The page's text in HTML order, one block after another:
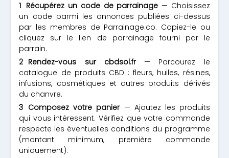
Récupérez un code de parrainage — Choisissez
un code parmi les annonces publiées ci-dessus
par les membres de Parrainage.co. Copiez-le ou
cliquez sur le lien de parrainage fourni par le
parrain.
Rendez-vous sur cbdsol.fr— Parcourez le
catalogue de produits CBD : fleurs, huiles, résines,
infusions, cosmétiques et autres produits dérivés
du chanvre.
Composez votre panier— Ajoutez les produits
qui vous intéressent. Vérifiez que votre commande
respecte les éventuelles conditions du programme
(montant minimum, première commande
uniquement).